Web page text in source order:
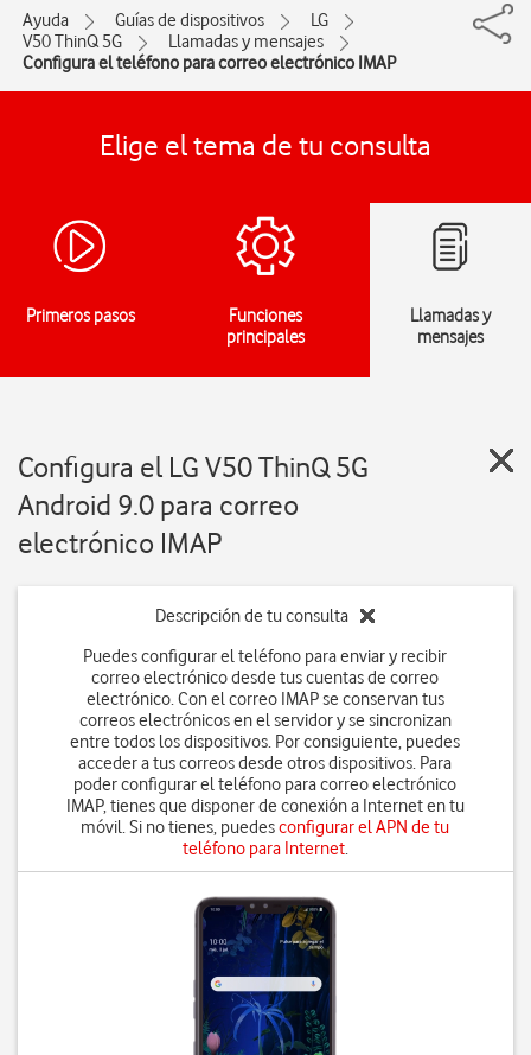
Ayuda Guías de dispositivos
LG
V50 ThinQ 5G
Llamadas y mensajes
Configura el teléfono para correo electrónico IMAP
Elige el tema de tu consulta
Primeros pasos
Funciones
principales
Llamadas y
mensajes
Configura el LG V50 ThinQ 5G
Android 9.0 para correo
electrónico IMAP
Descripción de tu consulta
Puedes configurar el teléfono para enviar y recibir
correo electrónico desde tus cuentas de correo
electrónico. Con el correo IMAP se conservan tus
correos electrónicos en el servidor y se sincronizan
entre todos los dispositivos. Por consiguiente, puedes
acceder a tus correos desde otros dispositivos. Para
poder configurar el teléfono para correo electrónico
IMAP, tienes que disponer de conexión a Internet en tu
móvil. Si no tienes, puedesconfigurar el APN de tu
teléfono para Internet.